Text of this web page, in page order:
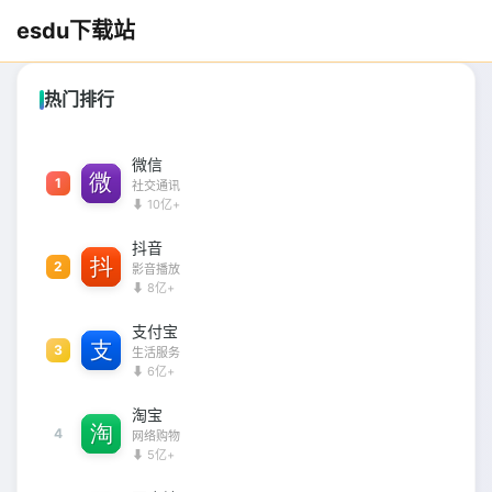
esdu下载站
热门排行
1
微信
社交通讯
⬇ 10亿+
2
抖音
影音播放
⬇ 8亿+
3
支付宝
生活服务
⬇ 6亿+
4
淘宝
网络购物
⬇ 5亿+